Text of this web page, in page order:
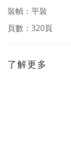
裝幀：平裝
頁數：320頁
了解更多